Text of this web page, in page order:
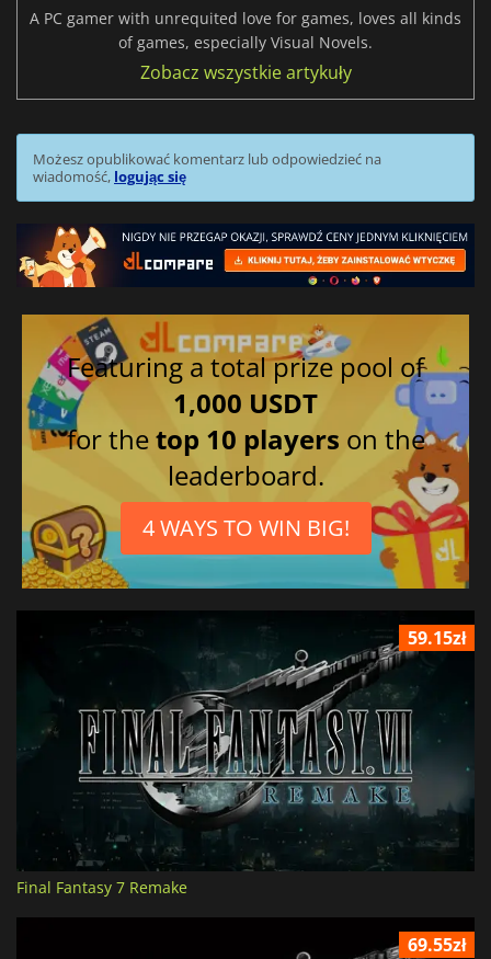
A PC gamer with unrequited love for games, loves all kinds
of games, especially Visual Novels.
Zobacz wszystkie artykuły
Możesz opublikować komentarz lub odpowiedzieć na
wiadomość, logując się
Featuring a total prize pool of
1,000 USDT
for thetop 10 players on the
leaderboard.
4 WAYS TO WIN BIG!
59.15zł
Final Fantasy 7 Remake
69.55zł